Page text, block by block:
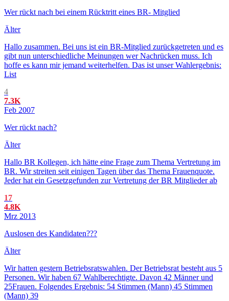
Wer rückt nach bei einem Rücktritt eines BR- Mitglied
Älter
Hallo zusammen. Bei uns ist ein BR-Mitglied zurückgetreten und es
gibt nun unterschiedliche Meinungen wer Nachrücken muss. Ich
hoffe es kann mir jemand weiterhelfen. Das ist unser Wahlergebnis:
List
4
7.3K
Feb 2007
Wer rückt nach?
Älter
Hallo BR Kollegen, ich hätte eine Frage zum Thema Vertretung im
BR. Wir streiten seit einigen Tagen über das Thema Frauenquote.
Jeder hat ein Gesetzgefunden zur Vertretung der BR Mitglieder ab
17
4.8K
Mrz 2013
Auslosen des Kandidaten???
Älter
Wir hatten gestern Betriebsratswahlen. Der Betriebsrat besteht aus 5
Personen. Wir haben 67 Wahlberechtigte. Davon 42 Männer und
25Frauen. Folgendes Ergebnis: 54 Stimmen (Mann) 45 Stimmen
(Mann) 39